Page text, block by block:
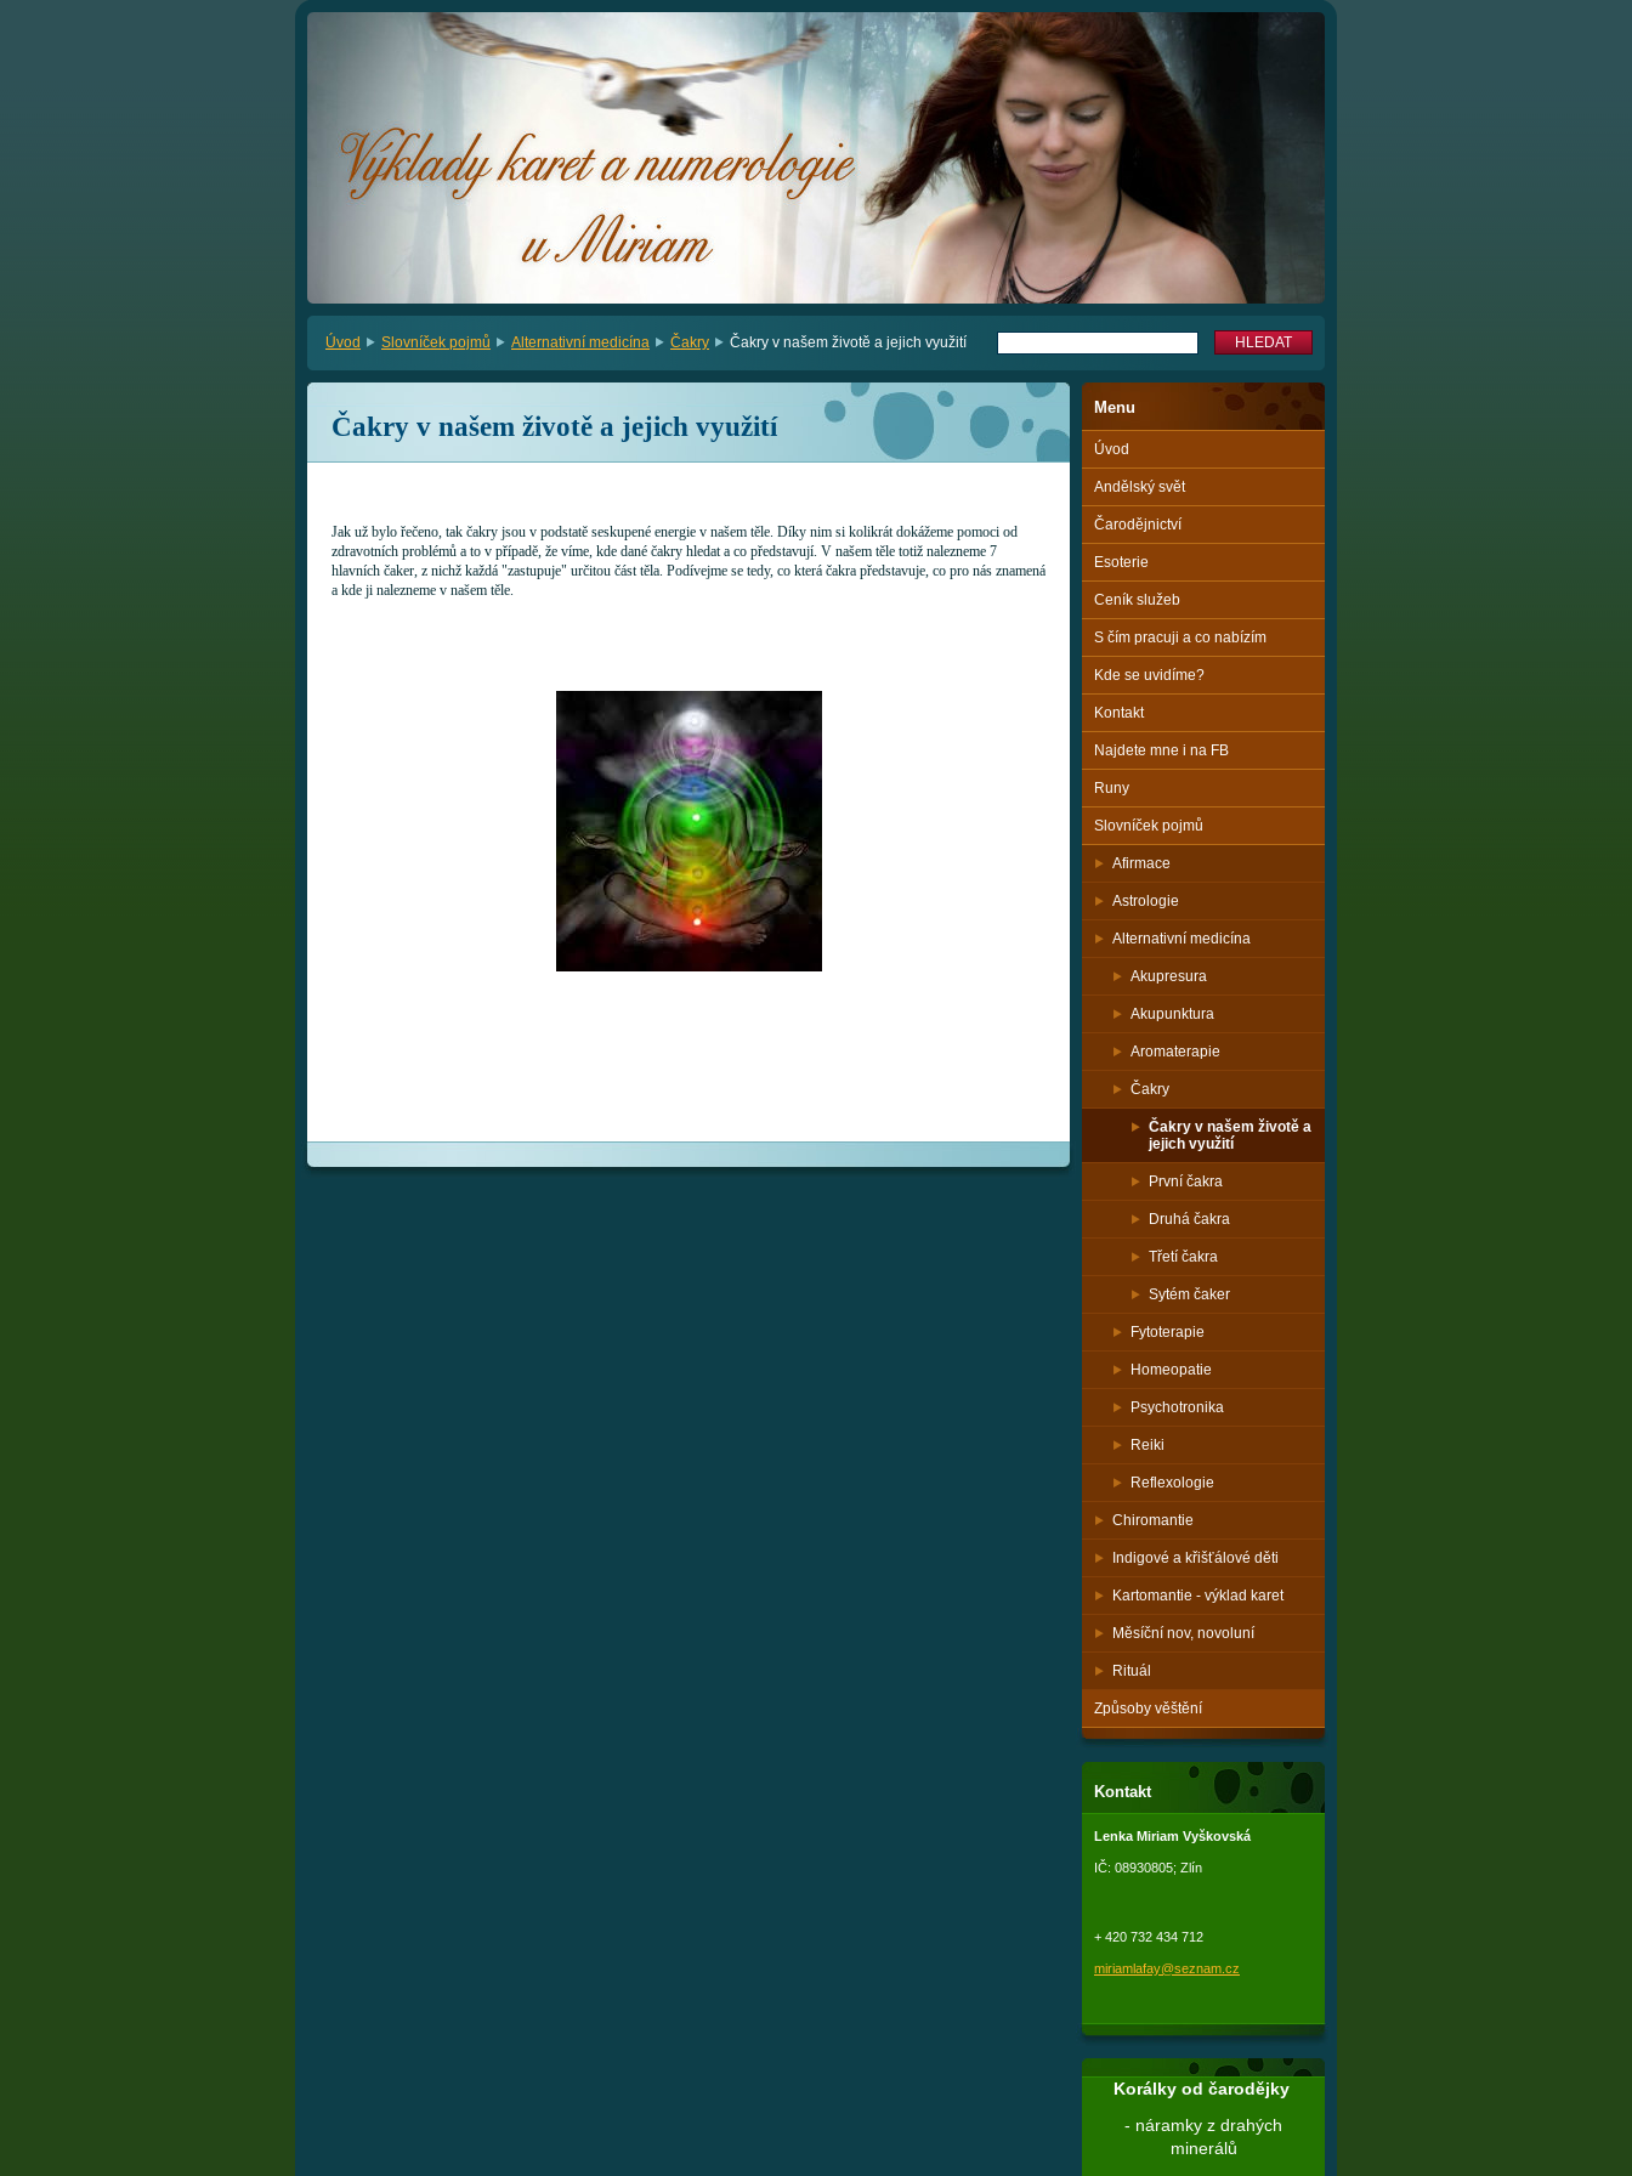
Úvod Slovníček pojmů Alternativní medicína Čakry Čakry v našem životě a jejich využití
Čakry v našem životě a jejich využití
Jak už bylo řečeno, tak čakry jsou v podstatě seskupené energie v našem těle. Díky nim si kolikrát dokážeme pomoci od
zdravotních problémů a to v případě, že víme, kde dané čakry hledat a co představují. V našem těle totiž nalezneme 7
hlavních čaker, z nichž každá "zastupuje" určitou část těla. Podívejme se tedy, co která čakra představuje, co pro nás znamená
a kde ji nalezneme v našem těle.
Menu
Úvod
Andělský svět
Čarodějnictví
Esoterie
Ceník služeb
S čím pracuji a co nabízím
Kde se uvidíme?
Kontakt
Najdete mne i na FB
Runy
Slovníček pojmů
Afirmace
Astrologie
Alternativní medicína
Akupresura
Akupunktura
Aromaterapie
Čakry
Čakry v našem životě a
jejich využití
První čakra
Druhá čakra
Třetí čakra
Sytém čaker
Fytoterapie
Homeopatie
Psychotronika
Reiki
Reflexologie
Chiromantie
Indigové a křišťálové děti
Kartomantie - výklad karet
Měsíční nov, novoluní
Rituál
Způsoby věštění
Kontakt
Lenka Miriam Vyškovská
IČ: 08930805; Zlín
+ 420 732 434 712
miriamlafay@seznam.cz
Korálky od čarodějky
- náramky z drahých
minerálů